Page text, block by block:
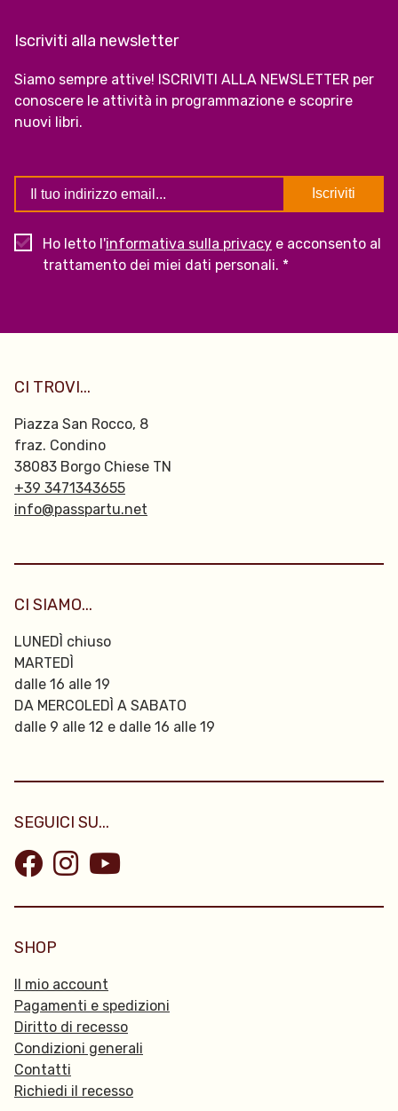
Iscriviti alla newsletter
Siamo sempre attive! ISCRIVITI ALLA NEWSLETTER per
conoscere le attività in programmazione e scoprire
nuovi libri.
Ho letto l'informativa sulla privacy e acconsento al
trattamento dei miei dati personali. *
CI TROVI...
Piazza San Rocco, 8
fraz. Condino
38083 Borgo Chiese TN
+39 3471343655
info@passpartu.net
CI SIAMO...
LUNEDÌ chiuso
MARTEDÌ
dalle 16 alle 19
DA MERCOLEDÌ A SABATO
dalle 9 alle 12 e dalle 16 alle 19
SEGUICI SU...
SHOP
Il mio account
Pagamenti e spedizioni
Diritto di recesso
Condizioni generali
Contatti
Richiedi il recesso